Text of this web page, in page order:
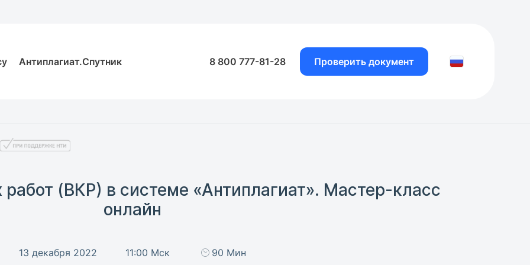
Антиплагиат.Спутник 8 800 777-81-28 Проверить документ
(ВКР) в системе «Антиплагиат». Мастер-класс
онлайн
13 декабря 2022 11:00 Мск 90 Мин